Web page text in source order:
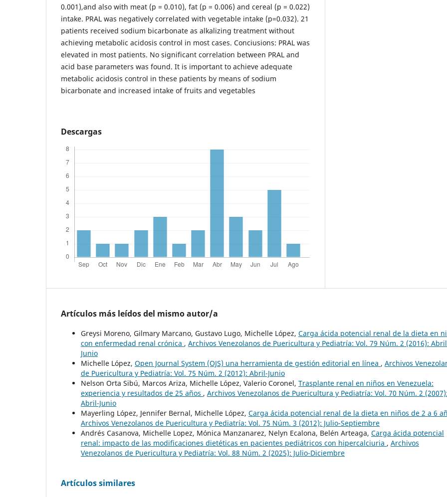
0.001),and also with meat (p = 0.010), fat (p = 0.006) and cereal (p = 0.022)
intake. PRAL was negatively correlated with vegetable intake (p=0.032). 21
patients received sodium bicarbonate as alkalizing treatment without
achieving metabolic acidosis control in most cases. Conciusions: PRAL was
elevated in most patients. No significant correlation between PRAL and
acid base parameters was found. It is important to achieve adequate
metabolic acidosis control in these patients by means of sodium
bicarbonate and increased intake of fruits and vegetables
Descargas
Artículos más leídos del mismo autor/a
Greysi Moreno, Gilmary Marcano, Gustavo Lugo, Michelle López, Carga ácida potencial renal de la dieta en
con enfermedad renal crónica , Archivos Venezolanos de Puericultura y Pediatría: Vol. 79 Núm. 2 (2016):
Junio
Michelle López, Open Journal System (OJS) una herramienta de gestión editorial en línea , Archivos
de Puericultura y Pediatría: Vol. 75 Núm. 2 (2012): Abril-Junio
Nelson Orta Sibú, Marcos Ariza, Michelle López, Valerio Coronel, Trasplante renal en niños en Venezuela:
experiencia y resultados de 25 años , Archivos Venezolanos de Puericultura y Pediatría: Vol. 70 Núm. 2 (2007):
Abril-Junio
Mayerling López, Jennifer Bernal, Michelle López, Carga ácida potencial renal de la dieta en niños de 2 a 6
Archivos Venezolanos de Puericultura y Pediatría: Vol. 75 Núm. 3 (2012): Julio-Septiembre
Andrés Casanova, Michelle Lopez, Mónica Manzanarez, Nelyn Ecalona, Belén Arteaga, Carga ácida potencial
renal: impacto de las modificaciones dietéticas en pacientes pediátricos con hipercalciuria , Archivos
Venezolanos de Puericultura y Pediatría: Vol. 88 Núm. 2 (2025): Julio-Diciembre
Artículos similares